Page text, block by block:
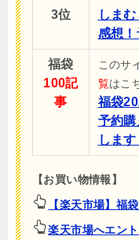
3位
しま
感想！
福袋
100記
事
このサ
覧はこ
福袋
予約
します
【お買い物情報】
【楽天市場】福
楽天市場へエン